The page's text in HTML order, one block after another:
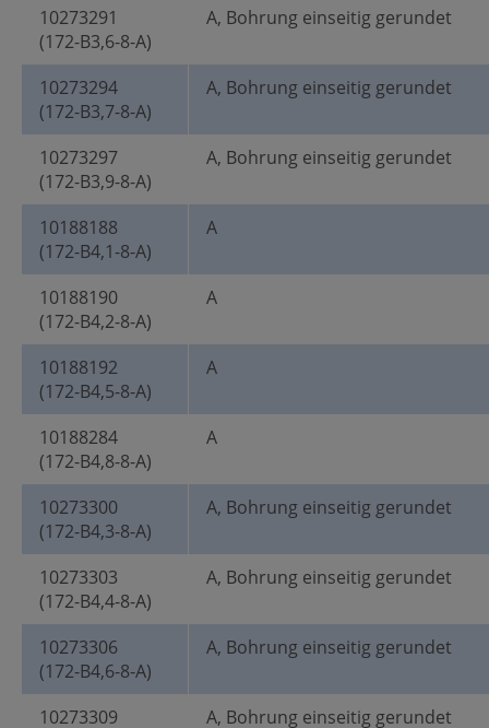
10273291
(172-B3,6-8-A)
A, Bohrung einseitig gerundet
10273294
(172-B3,7-8-A)
A, Bohrung einseitig gerundet
10273297
(172-B3,9-8-A)
A, Bohrung einseitig gerundet
10188188
(172-B4,1-8-A)
A
10188190
(172-B4,2-8-A)
A
10188192
(172-B4,5-8-A)
A
10188284
(172-B4,8-8-A)
A
10273300
(172-B4,3-8-A)
A, Bohrung einseitig gerundet
10273303
(172-B4,4-8-A)
A, Bohrung einseitig gerundet
10273306
(172-B4,6-8-A)
A, Bohrung einseitig gerundet
10273309
A, Bohrung einseitig gerundet